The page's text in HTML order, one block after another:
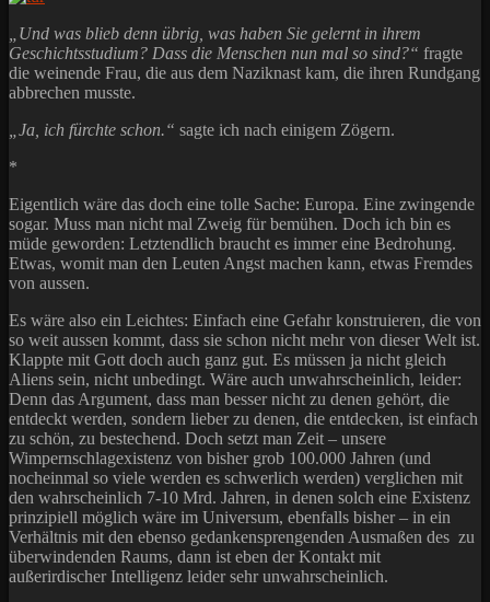
„Und was blieb denn übrig, was haben Sie gelernt in ihrem
Geschichtsstudium? Dass die Menschen nun mal so sind?“ fragte
die weinende Frau, die aus dem Naziknast kam, die ihren Rundgang
abbrechen musste.
„Ja, ich fürchte schon.“ sagte ich nach einigem Zögern.
*
Eigentlich wäre das doch eine tolle Sache: Europa. Eine zwingende
sogar. Muss man nicht mal Zweig für bemühen. Doch ich bin es
müde geworden: Letztendlich braucht es immer eine Bedrohung.
Etwas, womit man den Leuten Angst machen kann, etwas Fremdes
von aussen.
Es wäre also ein Leichtes: Einfach eine Gefahr konstruieren, die von
so weit aussen kommt, dass sie schon nicht mehr von dieser Welt ist.
Klappte mit Gott doch auch ganz gut. Es müssen ja nicht gleich
Aliens sein, nicht unbedingt. Wäre auch unwahrscheinlich, leider:
Denn das Argument, dass man besser nicht zu denen gehört, die
entdeckt werden, sondern lieber zu denen, die entdecken, ist einfach
zu schön, zu bestechend. Doch setzt man Zeit – unsere
Wimpernschlagexistenz von bisher grob 100.000 Jahren (und
nocheinmal so viele werden es schwerlich werden) verglichen mit
den wahrscheinlich 7-10 Mrd. Jahren, in denen solch eine Existenz
prinzipiell möglich wäre im Universum, ebenfalls bisher – in ein
Verhältnis mit den ebenso gedankensprengenden Ausmaßen des zu
überwindenden Raums, dann ist eben der Kontakt mit
außerirdischer Intelligenz leider sehr unwahrscheinlich.